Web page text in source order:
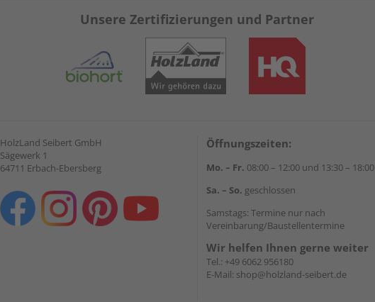
Unsere Zertifizierungen und Partner
HolzLand Seibert GmbH
Sägewerk 1
64711 Erbach-Ebersberg
Öffnungszeiten:
Mo. – Fr. 08:00 – 12:00 und 13:30 – 18:00
Sa. – So. geschlossen
Samstags: Termine nur nach
Vereinbarung/Baustellentermine
Wir helfen Ihnen gerne weiter
Tel.: +49 6062 956180
E-Mail: shop@holzland-seibert.de